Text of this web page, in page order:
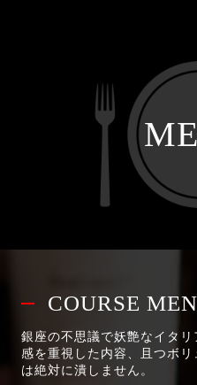
COURSE
銀座の不思議で妖艶なイタ
感を重視した内容、且つボ
は絶対に潰しません。